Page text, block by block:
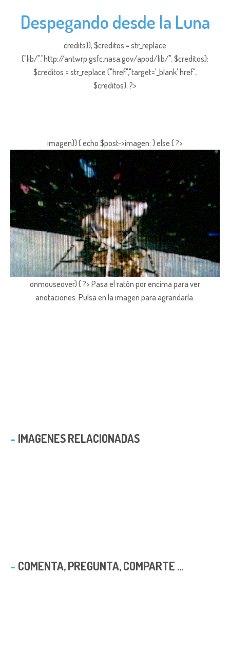
Despegando desde la Luna
credits)); $creditos = str_replace
("lib/","http://antwrp.gsfc.nasa.gov/apod/lib/", $creditos);
$creditos = str_replace ("href","target='_blank' href",
$creditos); ?>
imagen)) { echo $post->imagen; } else { ?>
onmouseover) { ?> Pasa el ratón por encima para ver
anotaciones. Pulsa en la imagen para agrandarla.
IMAGENES RELACIONADAS
COMENTA, PREGUNTA, COMPARTE ...